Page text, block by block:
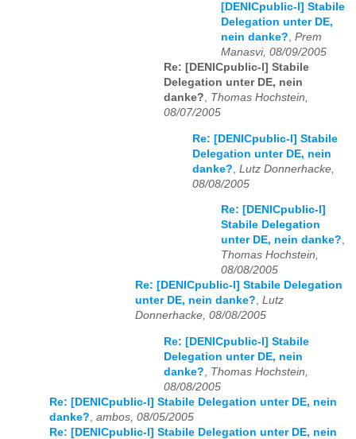
[DENICpublic-l] Stabile
Delegation unter DE,
nein danke?, Prem
Manasvi, 08/09/2005
Re: [DENICpublic-l] Stabile
Delegation unter DE, nein
danke?, Thomas Hochstein,
08/07/2005
Re: [DENICpublic-l] Stabile
Delegation unter DE, nein
danke? Lutz Donnerhacke,
08/08/2005
Re: [DENICpublic-l]
Stabile Delegation
unter DE, nein danke?,
Thomas Hochstein,
08/08/2005
Re: [DENICpublic-l] Stabile Delegation
unter DE, nein danke?, Lutz
Donnerhacke, 08/08/2005
Re: [DENICpublic-l] Stabile
Delegation unter DE, nein
danke?
Thomas Hochstein,
08/08/2005
Re: [DENICpublic-l] Stabile Delegation unter DE, nein
danke? ambos, 08/05/2005
Re: [DENICpublic-l] Stabile Delegation unter DE, nein